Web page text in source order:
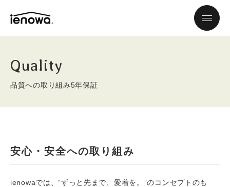
Quality
品質への取り組み5年保証
安心・安全への取り組み
ienowaでは、“ずっと先まで、愛着を。”のコンセプトのも